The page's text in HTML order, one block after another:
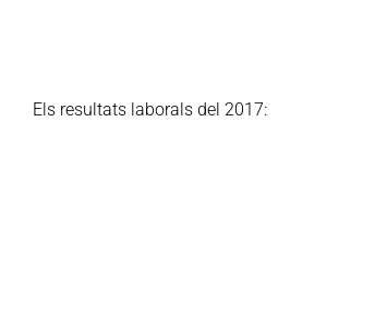
Els resultats laborals del 2017: